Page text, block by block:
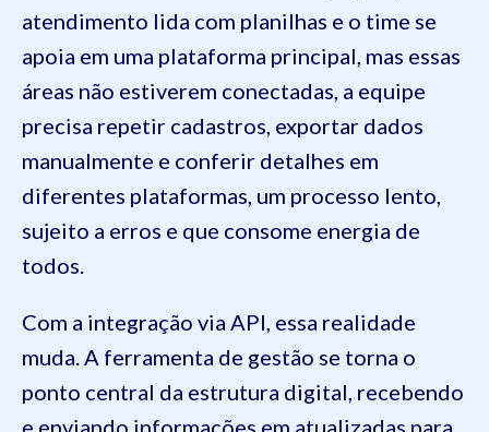
atendimento lida com planilhas e o time se
apoia em uma plataforma principal, mas essas
áreas não estiverem conectadas, a equipe
precisa repetir cadastros, exportar dados
manualmente e conferir detalhes em
diferentes plataformas, um processo lento,
sujeito a erros e que consome energia de
todos.
Com a integração via API, essa realidade
muda. A ferramenta de gestão se torna o
ponto central da estrutura digital, recebendo
e enviando informações em atualizadas para